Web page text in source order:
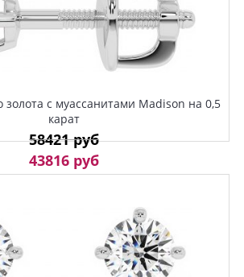
золота с муассанитами Madison на 0,5
карат
58421 руб
43816 руб